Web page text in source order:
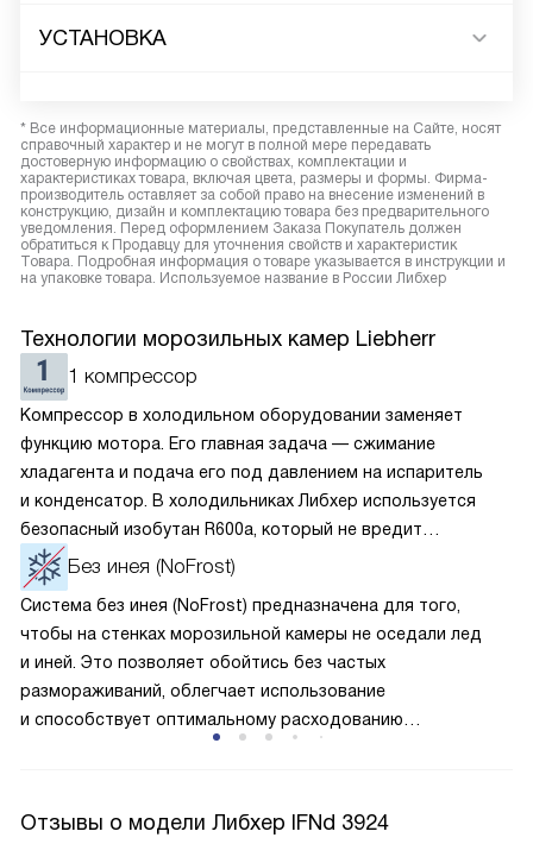
УСТАНОВКА
* Все информационные материалы, представленные на Сайте, носят
справочный характер и не могут в полной мере передавать
достоверную информацию о свойствах, комплектации и
характеристиках товара, включая цвета, размеры и формы. Фирма-
производитель оставляет за собой право на внесение изменений в
конструкцию, дизайн и комплектацию товара без предварительного
уведомления. Перед оформлением Заказа Покупатель должен
обратиться к Продавцу для уточнения свойств и характеристик
Товара. Подробная информация о товаре указывается в инструкции и
на упаковке товара. Используемое название в России Либхер
Технологии морозильных камер Liebherr
1 компрессор
Компрессор в холодильном оборудовании заменяет
функцию мотора. Его главная задача — сжимание
хладагента и подача его под давлением на испаритель
и конденсатор. В холодильниках Либхер используется
безопасный изобутан R600a, который не вредит
окружающей среде. Компрессор перегоняет его
по охладительному контуру по принципу насоса. Чем
лучше работает «мотор» прибора, тем качественнее
и быстрее происходит охлаждение, затрачивается
меньше электроэнергии.
Без инея (NoFrost)
Система без инея (NoFrost) предназначена для того,
чтобы на стенках морозильной камеры не оседали лед
и иней. Это позволяет обойтись без частых
размораживаний, облегчает использование
и способствует оптимальному расходованию
камеры.
Отзывы о модели Либхер IFNd 3924